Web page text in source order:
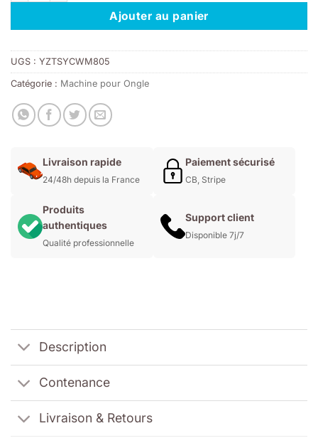
Ajouter au panier
UGS : YZTSYCWM805
Catégorie : Machine pour Ongle
Livraison rapide
24/48h depuis la France
Paiement sécurisé
CB, Stripe
Produits
authentiques
Qualité professionnelle
Support client
Disponible 7j/7
Description
Contenance
Livraison & Retours